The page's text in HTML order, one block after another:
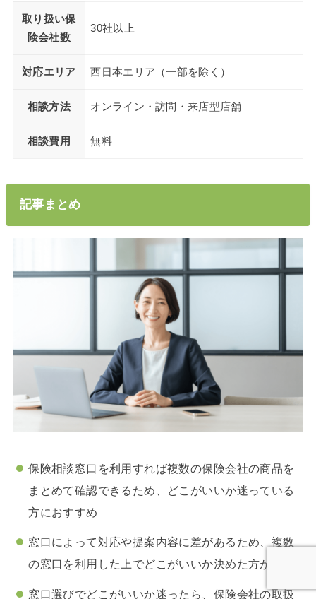
取り扱い保
険会社数
30社以上
対応エリア 西日本エリア（一部を除く）
相談方法 オンライン・訪問・来店型店舗
相談費用 無料
記事まとめ
保険相談窓口を利用すれば複数の保険会社の商品を
まとめて確認できるため、どこがいいか迷っている
方におすすめ
窓口によって対応や提案内容に差があるため、複数
の窓口を利用した上でどこがいいか決めた方が良い
窓口選びでどこがいいか迷ったら、保険会社の取扱